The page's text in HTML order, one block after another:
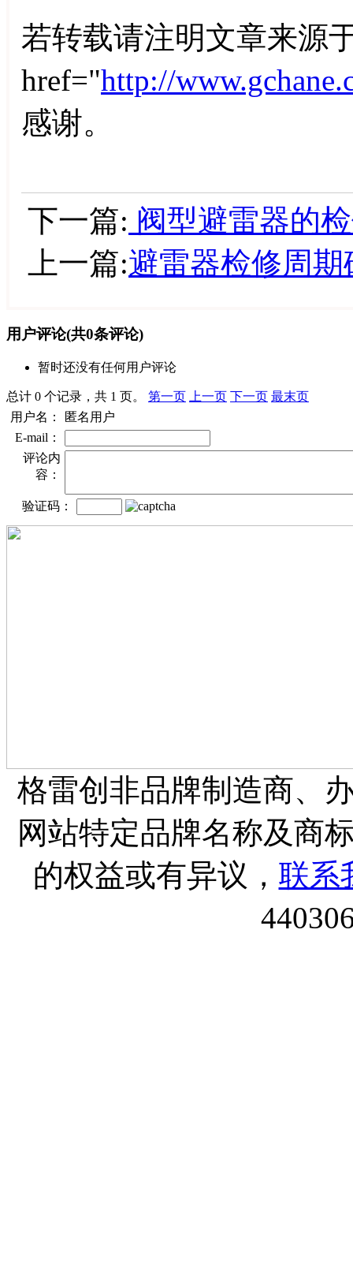
若转载请注明文章来源
href="http://
感谢。
下一篇: 阀型避雷器的
上一篇:避雷器检修周
用户评论(共0条评论)
暂时还没有任何用户评论
总计 0 个记录，共 1 页。 第一页 上一页 下一页 最末页
用户名：
匿名用户
E-mail：
评论内
容：
验证码：
格雷创非品牌制造商、
网站特定品牌名称及商
的权益或有异议， 联系